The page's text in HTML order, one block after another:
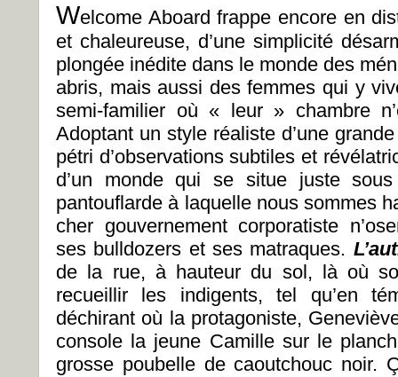
Welcome Aboard frappe encore en
et chaleureuse, d’une simplicité
plongée inédite dans le monde des
abris, mais aussi des femmes qui y
semi-familier où « leur » chambre
Adoptant un style réaliste d’une
pétri d’observations subtiles et
d’un monde qui se situe juste
pantouflarde à laquelle nous sommes
cher gouvernement corporatiste
ses bulldozers et ses matraques.
de la rue, à hauteur du sol, là où
recueillir les indigents, tel qu’en
déchirant où la protagoniste,
console la jeune Camille sur le
grosse poubelle de caoutchouc noir.